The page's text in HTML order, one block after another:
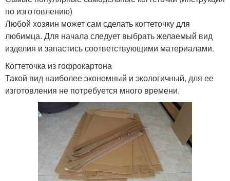
по изготовлению)
Любой хозяин может сам сделать когтеточку для
любимца. Для начала следует выбрать желаемый вид
изделия и запастись соответствующими материалами.
Когтеточка из гофрокартона
Такой вид наиболее экономный и экологичный, для ее
изготовления не потребуется много времени.